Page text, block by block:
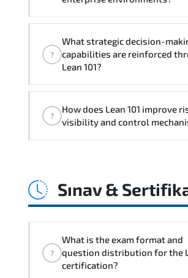
uygulamalar, Eğitim sonrası 1 ay
governance alignment.
implementation models. and
?
What strategic decision-
capabilities are reinforced
Lean 101?
architecture standardization.
?
How does Lean 101 improve
visibility and control
monitoring frameworks. and
Sınav &
?
What is the exam format and
question distribution for the
certification?